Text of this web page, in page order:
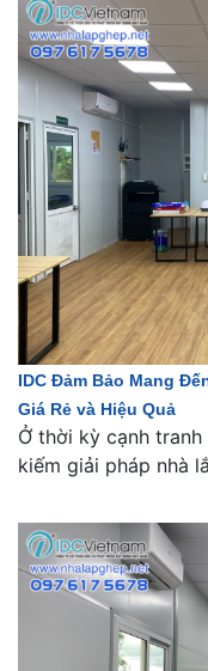
IDC Đảm Bảo Mang
Giá Rẻ và Hiệu Quả
Ở thời kỳ cạnh
kiếm giải pháp nhà